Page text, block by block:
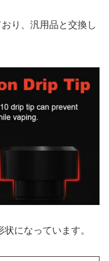
り、汎用品と交換し
になっています。